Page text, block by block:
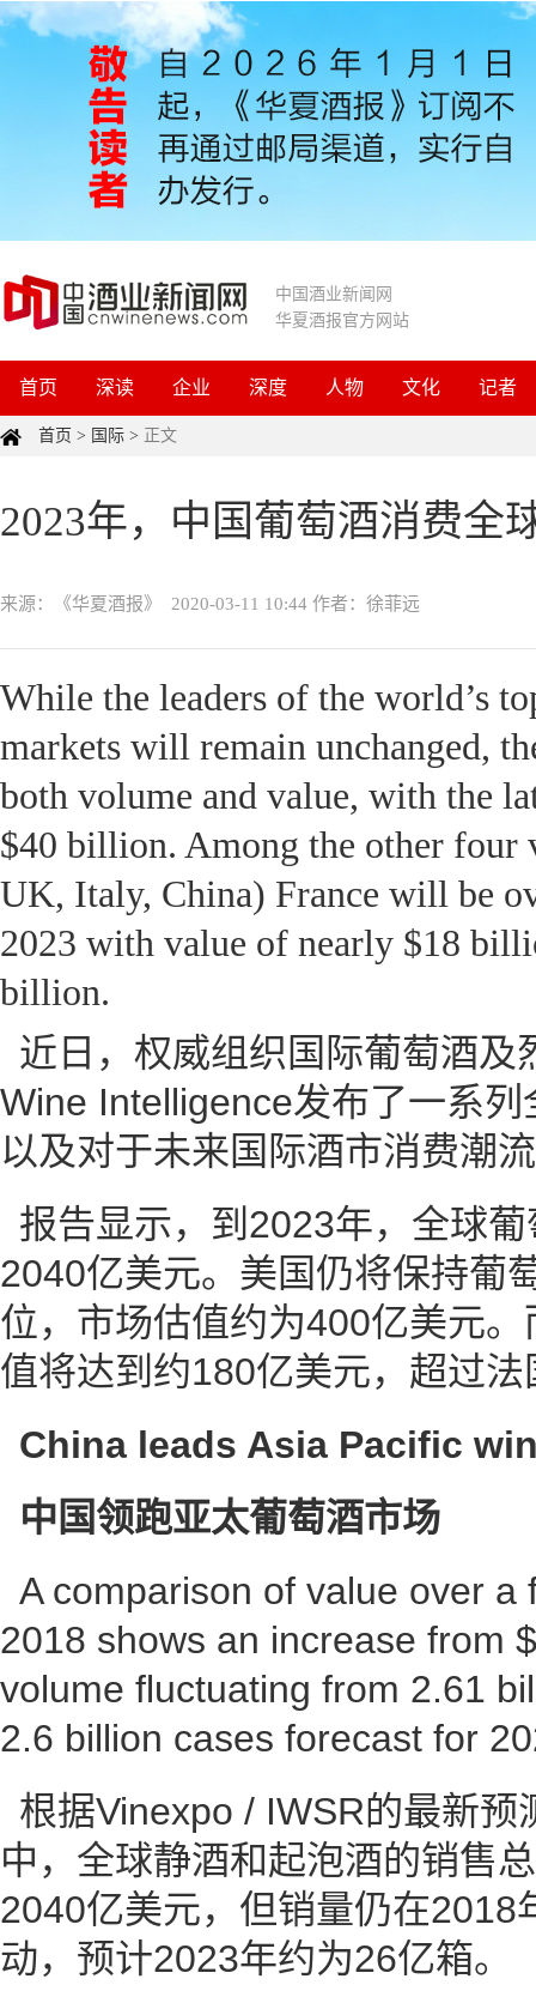
中国酒业新闻网
华夏酒报官方网站
首页 深读 企业 深度 人物 文化 记者
首页 > 国际 > 正文
2023年，中国葡萄酒消费全
来源：《华夏酒报》 2020-03-11 10:44 作者：徐菲远
While the leaders of the world’s
markets will remain unchanged,
both volume and value, with the
$40 billion. Among the other four
UK, Italy, China) France will be
2023 with value of nearly $18
billion.
近日，权威组织国际葡萄酒及
Wine Intelligence发布了一系
以及对于未来国际酒市消费潮
报告显示，到2023年，全球
2040亿美元。美国仍将保持葡
位，市场估值约为400亿美元
值将达到约180亿美元，超过
China leads Asia Pacific
中国领跑亚太葡萄酒市场
A comparison of value over a
2018 shows an increase from
volume fluctuating from 2.61
2.6 billion cases forecast for
根据Vinexpo / IWSR的最新
中，全球静酒和起泡酒的销售
2040亿美元，但销量仍在2018
动，预计2023年约为26亿箱。